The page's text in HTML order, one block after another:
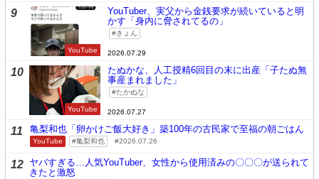
9
YouTube
YouTuber、実父から金銭要求が続いていると明
かす「身内に脅されてるの」
きょん
2026.07.29
10
YouTube
たぬかな、人工授精6回目の末に出産「子たぬ無
事産まれました」
たかぬな
2026.07.27
11 亀梨和也「卵かけご飯大好き」築100年の古民家で至福の朝ごはん
YouTube 亀梨和也 2026.07.26
12 ヤバすぎる…人気YouTuber、女性から使用済みの〇〇〇が送られて
きたと激怒